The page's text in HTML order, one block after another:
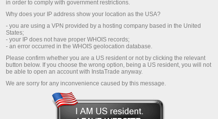
зазначити, що кожна з платформ відповідає за
реалізацію різних завдань трейдера. З тим, на які запити
відповідає кожна з торгових веб-платформ, можна
ознайомитися нижче.
Зареєструвати особистий акаунт
Відкрити торговий рахунок
Відкрити демо-рахунок
in order to comply with government restrictions.
Why does your IP address show your location as the USA?
- you are using a VPN provided by a hosting company based in the United
States;
- your IP does not have proper WHOIS records;
- an error occurred in the WHOIS geolocation database.
Please confirm whether you are a US resident or not by clicking the relevant
button below. If you choose the wrong option, being a US resident, you will not
be able to open an account with InstaTrade anyway.
We are sorry for any inconvenience caused by this message.